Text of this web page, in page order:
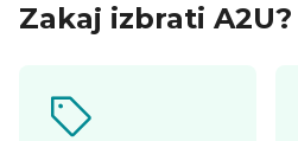
Zakaj izbrati A2U?